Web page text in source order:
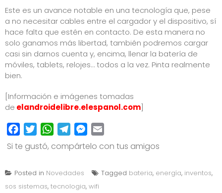
Este es un avance notable en una tecnología que, pese
a no necesitar cables entre el cargador y el dispositivo, sí
hace falta que estén en contacto. De esta manera no
solo ganamos más libertad, también podremos cargar
casi sin darnos cuenta y, encima, llenar la batería de
móviles, tablets, relojes… todos a la vez. Pinta realmente
bien.
[Información e imágenes tomadas
de elandroidelibre.elespanol.com]
FacebookTwitterWhatsApp
TelegramMessenger
Si te gustó, compártelo con tus amigos
Posted in Novedades Tagged bateria, energía, inventos,
sos sistemas, tecnologia, wifi